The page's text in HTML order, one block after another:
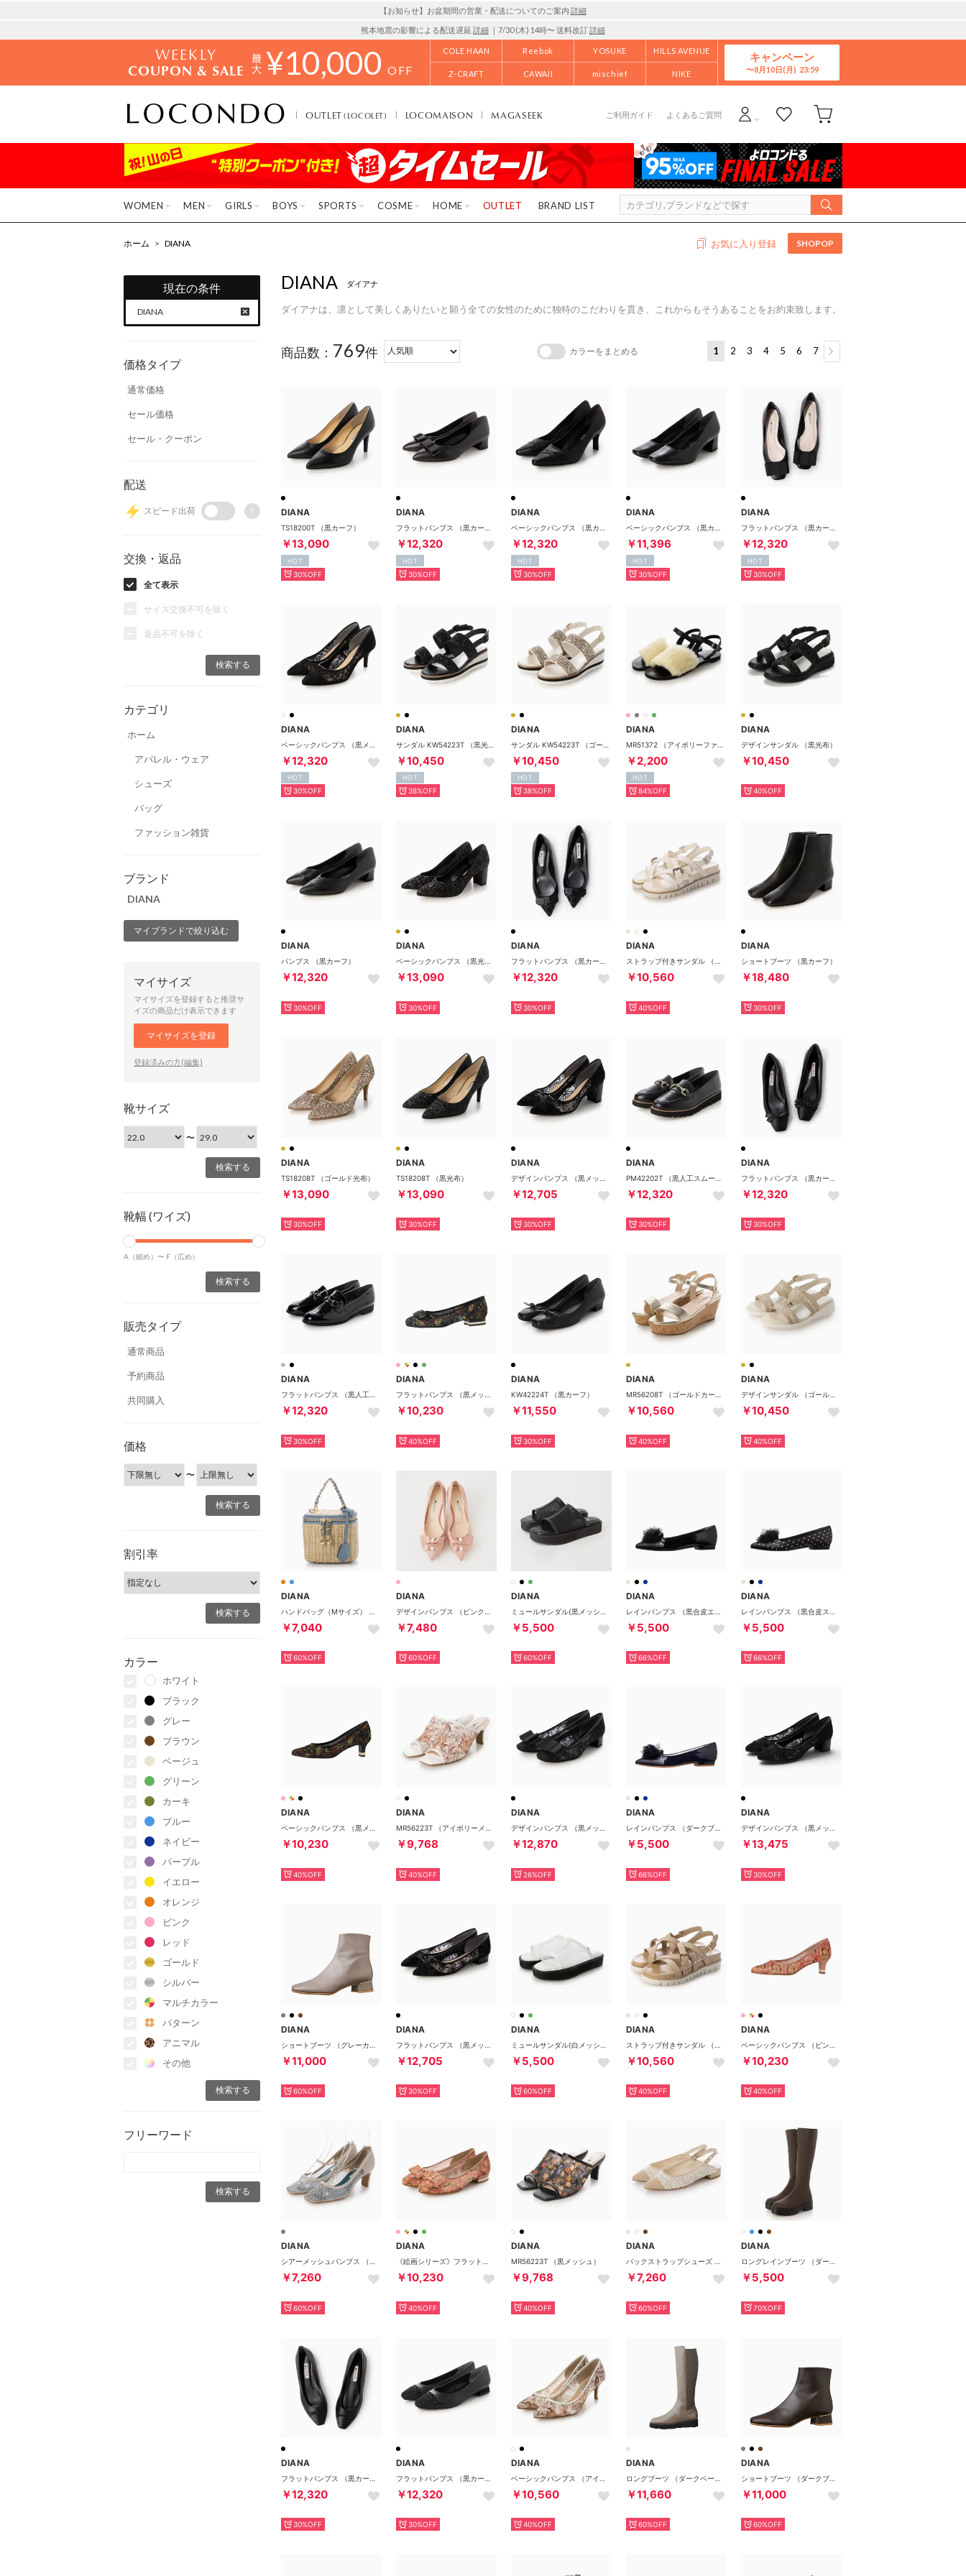
【お知らせ】お盆期間の営業・配送についてのご案内 詳細
熊本地震の影響による配送遅延 詳細 ｜7/30 (木) 14時〜 送料改訂詳細
WEEKLY
COUPON & SALE ¥10,000 OFF
COLE HAAN Reebok YOSUKE HILLS AVENUE
Z-CRAFT CAWAII mischief NIKE
キャンペーン
8月10日(月)
OUTLET(LOCOLET) LOCOMAISON MAGASEEK ご利用ガイド よくあるご質問
WOMEN MEN GIRLS BOYS SPORTS COSME HOME OUTLET BRAND LIST
ホーム > DIANA お気に入り登録 SHOPOP
現在の条件
DIANA
価格タイプ
通常価格
セール価格
セール・クーポン
配送
スピード出荷 ?
交換・返品
全て表示
サイズ交換不可を除く
返品不可を除く
カテゴリ
ホーム
アパレル・ウェア
シューズ
バッグ
ファッション雑貨
ブランド
DIANA
マイブランドで絞り込む
マイサイズ
マイサイズを登録すると推奨サ
イズの商品だけ表示できます
マイサイズを登録
登録済みの方(編集)
靴サイズ
〜
靴幅 (ワイズ)
A（細め）〜 F（広め）
販売タイプ
通常商品
予約商品
共同購入
価格
〜
割引率
カラー
ホワイト
ブラック
グレー
ブラウン
ベージュ
グリーン
カーキ
ブルー
ネイビー
パープル
イエロー
オレンジ
ピンク
レッド
ゴールド
シルバー
マルチカラー
パターン
アニマル
その他
フリーワード
DIANA ダイアナ
ダイアナは、凛として美しくありたいと願う全ての女性のために独特のこだわりを貫き、これからもそうあることをお約束致します。
商品数： 769件 カラーをまとめる 1 2 3 4 5 6 7
DIANA
TS18200T （黒カーフ）
￥13,090
HOT
30%OFF
DIANA
￥12,320
HOT
30%OFF
DIANA
￥12,320
HOT
30%OFF
DIANA
￥11,396
HOT
30%OFF
DIANA
￥12,320
HOT
30%OFF
DIANA
￥12,320
HOT
30%OFF
DIANA
￥10,450
HOT
38%OFF
DIANA
￥10,450
HOT
38%OFF
DIANA
￥2,200
HOT
84%OFF
DIANA
デザインサンダル （黒光布）
￥10,450
40%OFF
DIANA
パンプス （黒カーフ）
￥12,320
30%OFF
DIANA
￥13,090
30%OFF
DIANA
￥12,320
30%OFF
DIANA
￥10,560
40%OFF
DIANA
ショートブーツ （黒カーフ）
￥18,480
30%OFF
DIANA
TS18208T （ゴールド光布）
￥13,090
30%OFF
DIANA
TS18208T （黒光布）
￥13,090
30%OFF
DIANA
￥12,705
30%OFF
DIANA
￥12,320
30%OFF
DIANA
￥12,320
30%OFF
DIANA
￥12,320
30%OFF
DIANA
￥10,230
40%OFF
DIANA
KW42224T （黒カーフ）
￥11,550
30%OFF
DIANA
￥10,560
40%OFF
DIANA
￥10,450
40%OFF
DIANA
￥7,040
60%OFF
DIANA
￥7,480
60%OFF
DIANA
￥5,500
60%OFF
DIANA
￥5,500
66%OFF
DIANA
￥5,500
66%OFF
DIANA
￥10,230
40%OFF
DIANA
￥9,768
40%OFF
DIANA
￥12,870
26%OFF
DIANA
￥5,500
66%OFF
DIANA
￥13,475
30%OFF
DIANA
￥11,000
60%OFF
DIANA
￥12,705
30%OFF
DIANA
￥5,500
60%OFF
DIANA
￥10,560
40%OFF
DIANA
￥10,230
40%OFF
DIANA
￥7,260
60%OFF
DIANA
￥10,230
40%OFF
DIANA
MR56223T （黒メッシュ）
￥9,768
40%OFF
DIANA
￥7,260
60%OFF
DIANA
￥5,500
70%OFF
DIANA
￥12,320
30%OFF
DIANA
￥12,320
30%OFF
DIANA
￥10,560
40%OFF
DIANA
￥11,660
60%OFF
DIANA
￥11,000
60%OFF